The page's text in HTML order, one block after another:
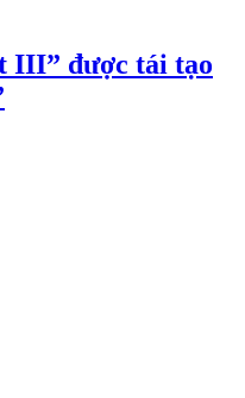
III” được tái tạo